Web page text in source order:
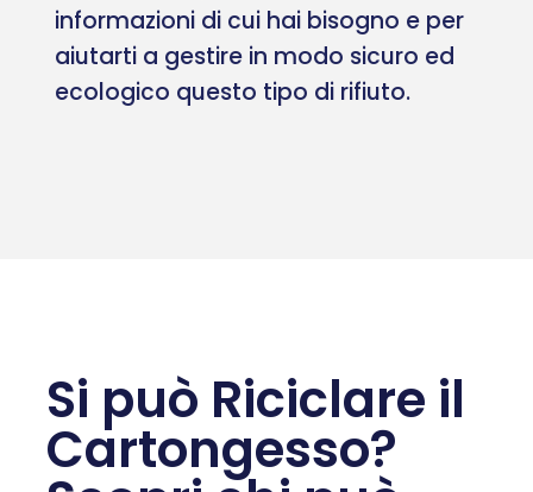
informazioni di cui hai bisogno e per
aiutarti a gestire in modo sicuro ed
ecologico questo tipo di rifiuto.
Si può Riciclare il
Cartongesso?